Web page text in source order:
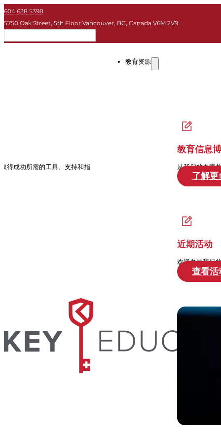
604 638 5398
5750 Oak Street, 5th Floor Vancouver, BC, Canada V6M 2V9
得成功所需的工具、支持和指
教育资源
教育信息
从我们的专家
了解更
近期活动
欢迎参加我们
查看活